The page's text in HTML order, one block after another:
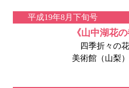
平成19年8月下旬号
《山中湖花
四季折々の花
美術館（山梨